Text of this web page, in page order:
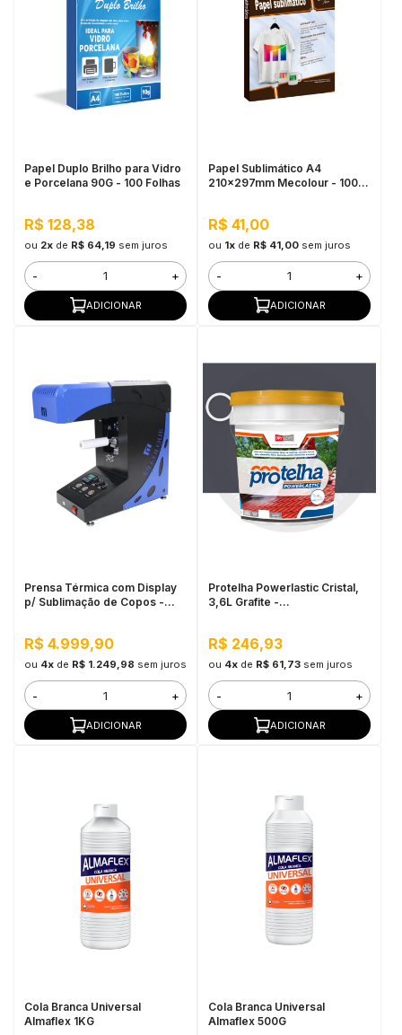
Papel Duplo Brilho para Vidro
e Porcelana 90G - 100 Folhas
R$ 128,38
ou 2xde R$ 64,19 sem juros
- +
ADICIONAR
Papel Sublimático A4
210x297mm Mecolour - 100
R$ 41,00
ou 1xde R$ 41,00 sem juros
- +
ADICIONAR
Prensa Térmica com Display
p/ Sublimação de Copos -
R$ 4.999,90
ou 4xde R$ 1.249,98 sem juros
- +
ADICIONAR
Protelha Powerlastic Cristal,
3,6L Grafite -
R$ 246,93
ou 4xde R$ 61,73 sem juros
- +
ADICIONAR
Cola Branca Universal
Almaflex 1KG
Cola Branca Universal
Almaflex 500G